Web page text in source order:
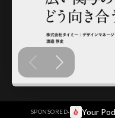
SPONSORED· Your